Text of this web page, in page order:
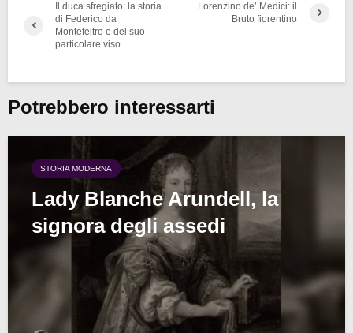
Il duca sfregiato: la storia
di Federico da
Montefeltro e del suo
particolare viso
Lorenzino de’ Medici: il
Bruto fiorentino
Potrebbero interessarti
STORIA MODERNA
Lady Blanche Arundell, la
signora degli assedi